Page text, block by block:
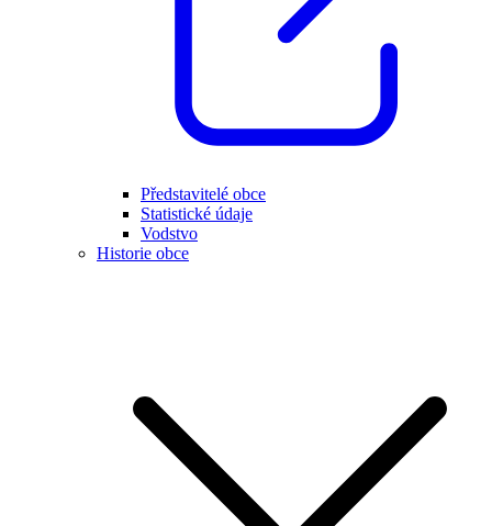
Představitelé obce
Statistické údaje
Vodstvo
Historie obce